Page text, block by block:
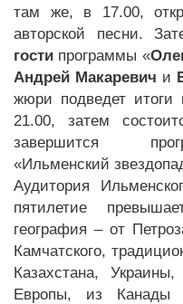
там же, в 17.00,
авторской песни.
гости программы «
Андрей Макаревич и
жюри подведет итоги
21.00, затем
завершится
«Ильменский
Аудитория
пятилетие
география – от
Камчатского,
Казахстана,
Европы, из Канады